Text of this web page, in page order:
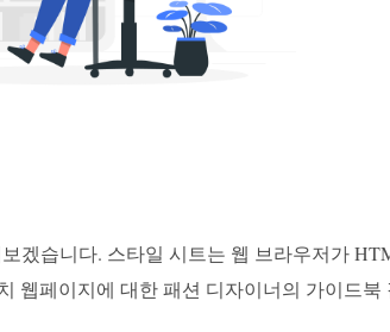
겠습니다. 스타일 시트는 웹 브라우저가
웹페이지에 대한 패션 디자이너의 가이드북